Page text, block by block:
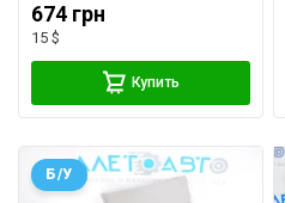
674 грн
15 $
Купить
Б/У